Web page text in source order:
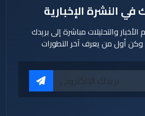
في النشرة الإخبارية
والتحليلات مباشرة إلى بريدك
وكن أول من يعرف آخر التطورات